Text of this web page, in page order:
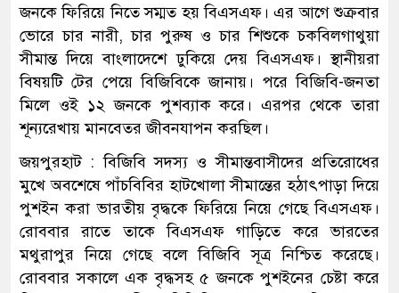
জনকে ফিরিয়ে নিতে সম্মত হয় বিএসএফ। এর আগে শুক্রবার
ভোরে চার নারী, চার পুরুষ ও চার শিশুকে চকবিলগাথুয়া
সীমান্ত দিয়ে বাংলাদেশে ঢুকিয়ে দেয় বিএসএফ। স্থানীয়রা
বিষয়টি টের পেয়ে বিজিবিকে জানায়। পরে বিজিবি-জনতা
মিলে ওই ১২ জনকে পুশব্যাক করে। এরপর থেকে তারা
শূন্যরেখায় মানবেতর জীবনযাপন করছিল।
জয়পুরহাট : বিজিবি সদস্য ও সীমান্তবাসীদের প্রতিরোধের
মুখে অবশেষে পাঁচবিবির হাটখোলা সীমান্তের হঠাৎপাড়া দিয়ে
পুশইন করা ভারতীয় বৃদ্ধকে ফিরিয়ে নিয়ে গেছে বিএসএফ।
রোববার রাতে তাকে বিএসএফ গাড়িতে করে ভারতের
মথুরাপুর নিয়ে গেছে বলে বিজিবি সূত্র নিশ্চিত করেছে।
রোববার সকালে এক বৃদ্ধসহ ৫ জনকে পুশইনের চেষ্টা করে